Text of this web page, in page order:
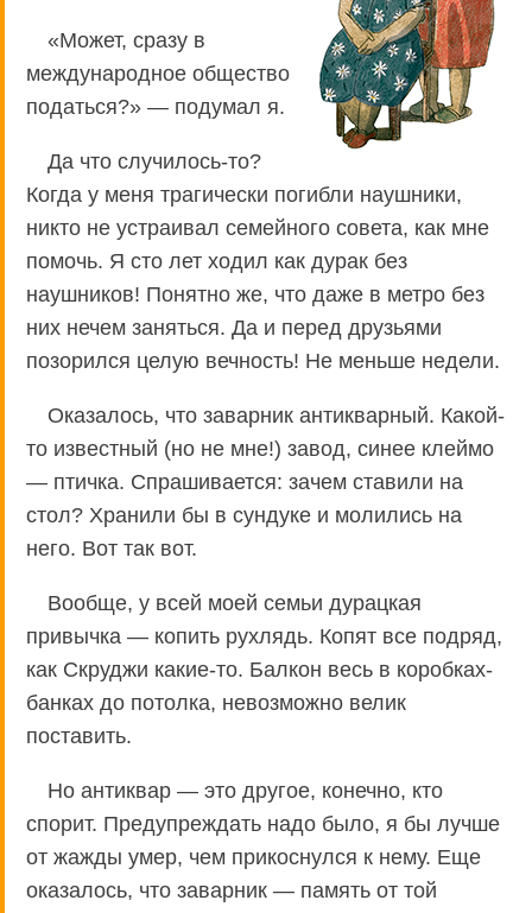
«Может, сразу в
международное общество
податься?» — подумал я.
Да что случилось-то?
Когда у меня трагически погибли наушники,
никто не устраивал семейного совета, как мне
помочь. Я сто лет ходил как дурак без
наушников! Понятно же, что даже в метро без
них нечем заняться. Да и перед друзьями
позорился целую вечность! Не меньше недели.
Оказалось, что заварник антикварный. Какой-
то известный (но не мне!) завод, синее клеймо
— птичка. Спрашивается: зачем ставили на
стол? Хранили бы в сундуке и молились на
него. Вот так вот.
Вообще, у всей моей семьи дурацкая
привычка — копить рухлядь. Копят все подряд,
как Скруджи какие-то. Балкон весь в коробках-
банках до потолка, невозможно велик
поставить.
Но антиквар — это другое, конечно, кто
спорит. Предупреждать надо было, я бы лучше
от жажды умер, чем прикоснулся к нему. Еще
оказалось, что заварник — память от той